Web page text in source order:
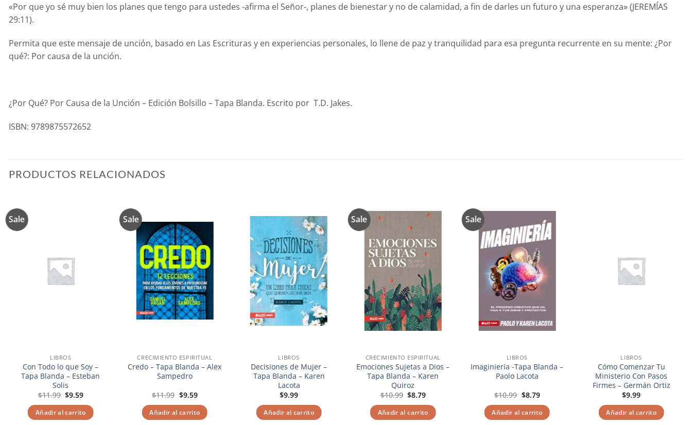
«Por que yo sé muy bien los planes que tengo para ustedes -afirma el Señor-, planes de bienestar y no de calamidad, a fin de darles un futuro y una esperanza» (JEREMÍAS
29:11).
Permita que este mensaje de unción, basado en Las Escrituras y en experiencias personales, lo llene de paz y tranquilidad para esa pregunta recurrente en su mente: ¿Por
qué?: Por causa de la unción.
¿Por Qué? Por Causa de la Unción – Edición Bolsillo – Tapa Blanda. Escrito por T.D. Jakes.
ISBN: 9789875572652
PRODUCTOS RELACIONADOS
Sale
LIBROS
Con Todo lo que Soy –
Tapa Blanda – Esteban
Solis
$11.99 El
original
era:
$9.59El
actual
es:
Añadir al carrito
Sale
Añadir
lista de
deseos
CRECIMIENTO ESPIRITUAL
Credo – Tapa Blanda – Alex
Sampedro
$11.99 El
original
era:
$9.59El
actual
es:
Añadir al carrito
Añadir
a la
lista de
deseos
LIBROS
Decisiones de Mujer –
Tapa Blanda – Karen
Lacota
$9.99
Añadir al carrito
Sale
deseos
CRECIMIENTO ESPIRITUAL
Emociones Sujetas a Dios –
Tapa Blanda – Karen
Quiroz
$10.99 El
original
era:
$8.79El
actual
es:
Añadir al carrito
Sale
Añadir
a la
lista de
deseos
LIBROS
Imaginiería -Tapa Blanda –
Paolo Lacota
$10.99 El
original
era:
$8.79El
actual
es:
Añadir al carrito
LIBROS
Cómo Comenzar Tu
Ministerio Con Pasos
Firmes – Germán Ortiz
$9.99
Añadir al carrito